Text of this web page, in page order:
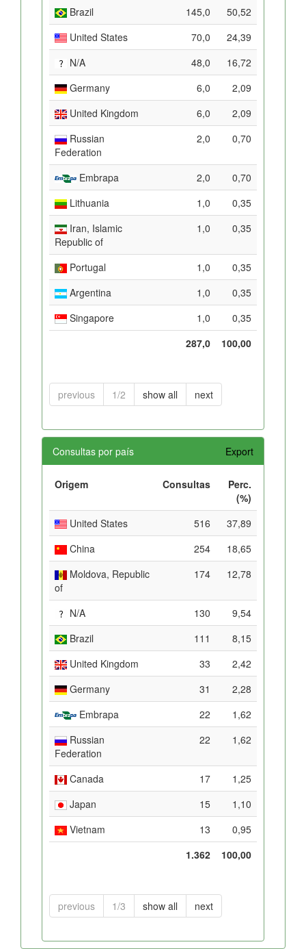
Brazil 145,0
50,52
United States
70,0
24,39
N/A
48,0
16,72
Germany
6,0
2,09
United Kingdom
6,0
2,09
Russian
Federation
2,0 0,70
Embrapa 2,0
0,70
Lithuania
1,0
0,35
Iran, Islamic
Republic of
1,0 0,35
Portugal 1,0
0,35
Argentina
1,0
0,35
Singapore
1,0
0,35
287,0
100,00
previous 1/2 show all next
Consultas por país Export
Origem Consultas
Perc.
(%)
United States
516
37,89
China
254
18,65
Moldova, Republic
of
174 12,78
N/A 130
9,54
Brazil
111
8,15
United Kingdom
33
2,42
Germany
31
2,28
Embrapa
22
1,62
Russian
Federation
22 1,62
Canada 17
1,25
Japan
15
1,10
Vietnam
13
0,95
1.362
100,00
previous 1/3 show all next